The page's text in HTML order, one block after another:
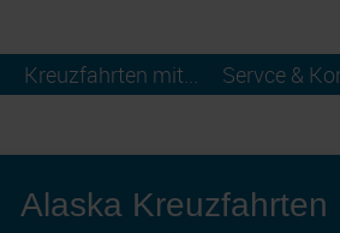
Kreuzfahrten mit... Servce &
Alaska Kreuzfahrten